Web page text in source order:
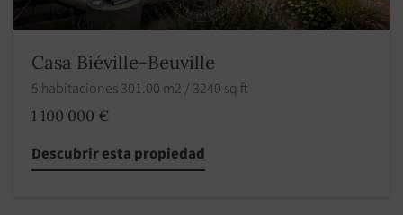
Casa Biéville-Beuville
5 habitaciones 301.00 m2 / 3240 sq ft
1 100 000 €
Descubrir esta propiedad